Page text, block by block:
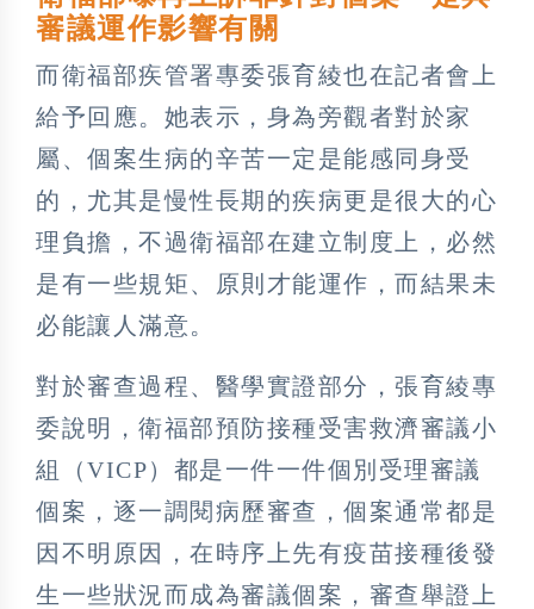
審議運作影響有關
而衛福部疾管署專委張育綾也在記者會上
給予回應。她表示，身為旁觀者對於家
屬、個案生病的辛苦一定是能感同身受
的，尤其是慢性長期的疾病更是很大的心
理負擔，不過衛福部在建立制度上，必然
是有一些規矩、原則才能運作，而結果未
必能讓人滿意。
對於審查過程、醫學實證部分，張育綾專
委說明，衛福部預防接種受害救濟審議小
組（VICP）都是一件一件個別受理審議
個案，逐一調閱病歷審查，個案通常都是
因不明原因，在時序上先有疫苗接種後發
生一些狀況而成為審議個案，審查舉證上